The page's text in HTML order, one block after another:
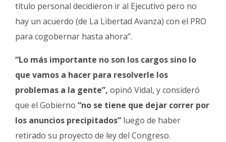
título personal decidieron ir al Ejecutivo pero no
hay un acuerdo (de La Libertad Avanza) con el PRO
para cogobernar hasta ahora”.
“Lo más importante no son los cargos sino lo
que vamos a hacer para resolverle los
problemas a la gente”, opinó Vidal, y consideró
que el Gobierno “no se tiene que dejar correr por
los anuncios precipitados” luego de haber
retirado su proyecto de ley del Congreso.